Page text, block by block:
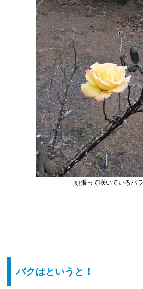
頑張って咲いているバラ
パクはというと！